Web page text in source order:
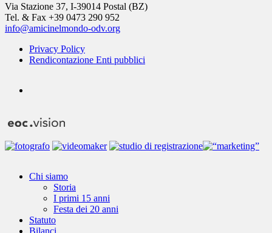
Via Stazione 37, I-39014 Postal (BZ)
Tel. & Fax +39 0473 290 952
info@amicinelmondo-odv.org
Privacy Policy
Rendicontazione Enti pubblici
Close
Chi siamo
Storia
I primi 15 anni
Festa dei 20 anni
Statuto
Bilanci